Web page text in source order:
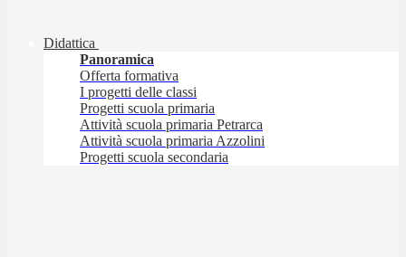
Didattica
Panoramica
Offerta formativa
I progetti delle classi
Progetti scuola primaria
Attività scuola primaria Petrarca
Attività scuola primaria Azzolini
Progetti scuola secondaria